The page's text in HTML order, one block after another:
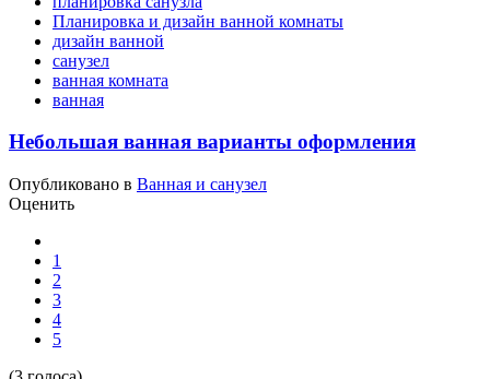
Планировка и дизайн ванной комнаты
дизайн ванной
санузел
ванная комната
ванная
Небольшая ванная варианты оформления
Опубликовано в Ванная и санузел
Оценить
1
2
3
4
5